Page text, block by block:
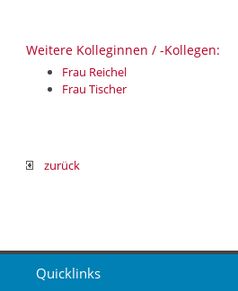
Weitere Kolleginnen / -Kollegen:
Frau Reichel
Frau Tischer
zurück
Quicklinks